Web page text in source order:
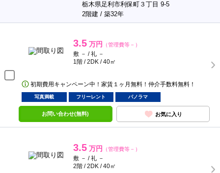
栃木県足利市利保町３丁目 9-5
2階建 / 築32年
3.5 万円 （管理費等－）
敷 － / 礼 －
1階 / 2DK / 40㎡
初期費用キャンペーン中！家賃１ヶ月無料！仲介手数料無料！
写真満載 フリーレント パノラマ
お問い合わせ(無料) お気に入り
3.5 万円 （管理費等－）
敷 － / 礼 －
2階 / 2DK / 40㎡